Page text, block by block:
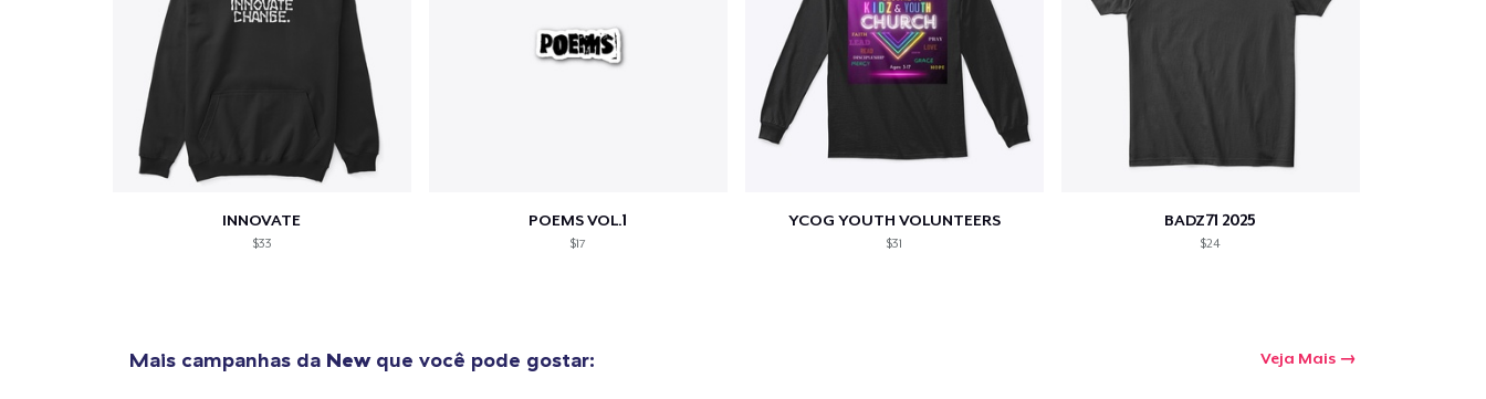
INNOVATE
$33
POEMS VOL.1
$17
YCOG YOUTH VOLUNTEERS
$31
BADZ71 2025
$24
Mais campanhas da Newque você pode gostar: Veja Mais